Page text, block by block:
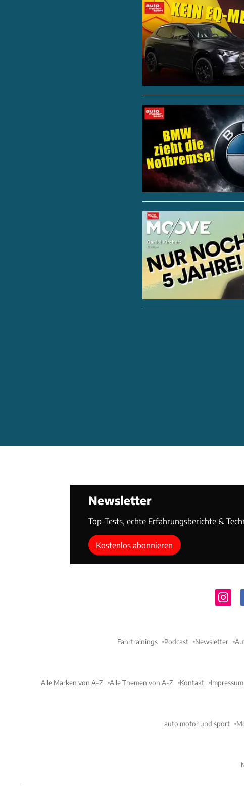
Newsletter
Top-Tests, echte Erfahrungsberichte &
Kostenlos abonnieren
Fahrtrainings Podcast Newsletter
Alle Marken von A-Z Alle Themen von A-Z Kontakt Impressum
auto motor und sport